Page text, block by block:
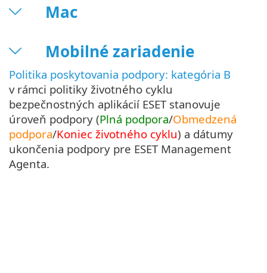
Mac
Mobilné zariadenie
Politika poskytovania podpory: kategória B
v rámci politiky životného cyklu
bezpečnostných aplikácií ESET stanovuje
úroveň podpory (Plná podpora/Obmedzená
podpora/Koniec životného cyklu) a dátumy
ukončenia podpory pre ESET Management
Agenta.